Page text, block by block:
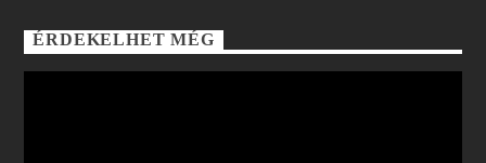
ÉRDEKELHET MÉG